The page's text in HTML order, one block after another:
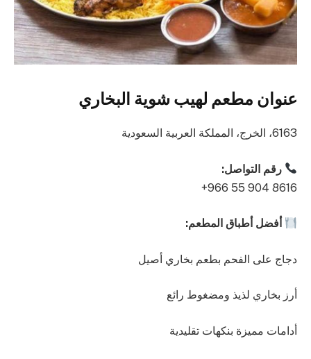
عنوان مطعم لهيب شوية البخاري
6163، الخرج، المملكة العربية السعودية
رقم التواصل:
‪+966 55 904 8616‬
أفضل أطباق المطعم:
دجاج على الفحم بطعم بخاري أصيل
أرز بخاري لذيذ ومضغوط رائع
أدامات مميزة بنكهات تقليدية